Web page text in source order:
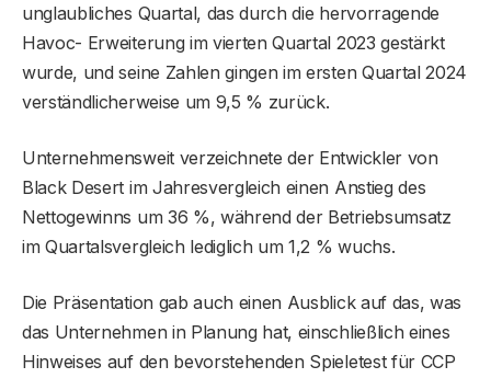
unglaubliches Quartal, das durch die hervorragende
Havoc- Erweiterung im vierten Quartal 2023 gestärkt
wurde, und seine Zahlen gingen im ersten Quartal 2024
verständlicherweise um 9,5 % zurück.
Unternehmensweit verzeichnete der Entwickler von
Black Desert im Jahresvergleich einen Anstieg des
Nettogewinns um 36 %, während der Betriebsumsatz
im Quartalsvergleich lediglich um 1,2 % wuchs.
Die Präsentation gab auch einen Ausblick auf das, was
das Unternehmen in Planung hat, einschließlich eines
Hinweises auf den bevorstehenden Spieletest für CCP